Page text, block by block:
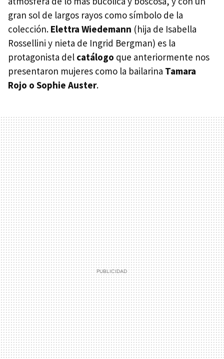
gran sol de largos rayos como símbolo de la
colección. Elettra Wiedemann (hija de Isabella
Rossellini y nieta de Ingrid Bergman) es la
protagonista del catálogo que anteriormente nos
presentaron mujeres como la bailarina Tamara
Rojo o Sophie Auster.